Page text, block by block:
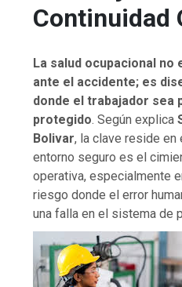
Continuidad
La salud ocupacional
ante el accidente; es
donde el trabajador sea
protegido. Según explica
Bolivar, la clave reside en
entorno seguro es el
operativa, especialmente
riesgo donde el error
una falla en el sistema de